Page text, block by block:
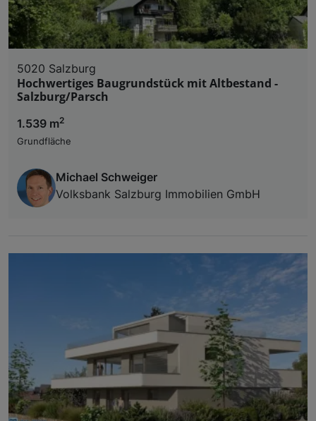
5020 Salzburg
Hochwertiges Baugrundstück mit Altbestand -
Salzburg/Parsch
1.539 m2
Grundfläche
Michael Schweiger
Volksbank Salzburg Immobilien GmbH